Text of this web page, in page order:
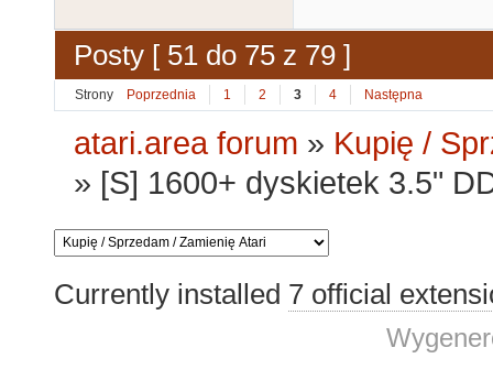
Posty [ 51 do 75 z 79 ]
Strony Poprzednia 1 2 3 4 Następna
atari.area forum » Kupię /
» [S] 1600+ dyskietek 3.5"
Currently installed 7 official